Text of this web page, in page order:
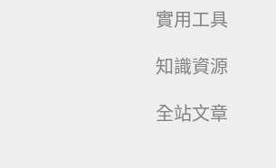
實用工具
知識資源
全站文章